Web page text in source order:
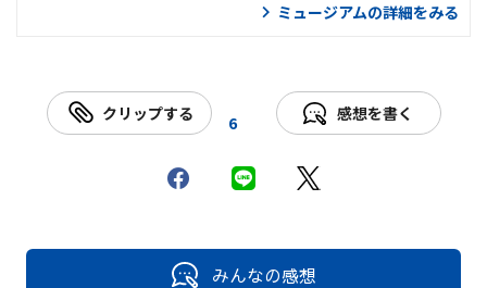
ミュージアムの詳細をみる
クリップする 6 感想を書く
みんなの感想